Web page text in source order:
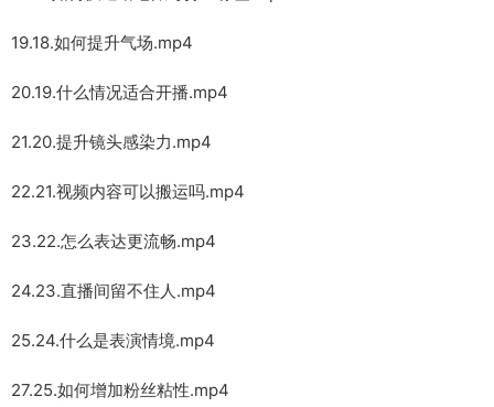
19.18.如何提升气场.mp4
20.19.什么情况适合开播.mp4
21.20.提升镜头感染力.mp4
22.21.视频内容可以搬运吗.mp4
23.22.怎么表达更流畅.mp4
24.23.直播间留不住人.mp4
25.24.什么是表演情境.mp4
27.25.如何增加粉丝粘性.mp4